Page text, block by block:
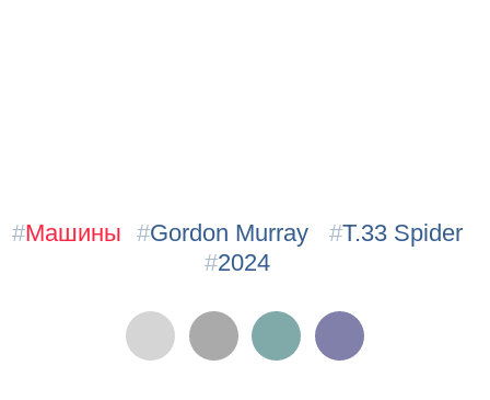
#Машины #Gordon Murray #T.33 Spider
#2024